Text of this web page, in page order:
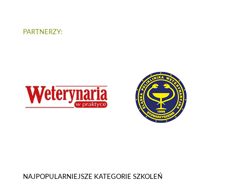
PARTNERZY:
NAJPOPULARNIEJSZE KATEGORIE SZKOLEŃ